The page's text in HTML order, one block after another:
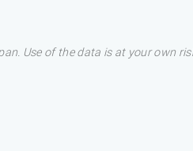
Use of the data is at your own